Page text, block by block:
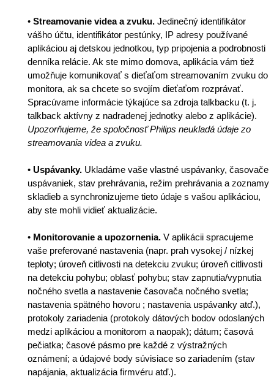
•Streamovanie videa a zvuku. Jedinečný identifikátor
vášho účtu, identifikátor pestúnky, IP adresy používané
aplikáciou aj detskou jednotkou, typ pripojenia a podrobnosti
denníka relácie. Ak ste mimo domova, aplikácia vám tiež
umožňuje komunikovať s dieťaťom streamovaním zvuku do
monitora, ak sa chcete so svojím dieťaťom rozprávať.
Spracúvame informácie týkajúce sa zdroja talkbacku (t. j.
talkback aktívny z nadradenej jednotky alebo z aplikácie).
Upozorňujeme, že spoločnosť Philips neukladá údaje zo
streamovania videa a zvuku.
•Uspávanky. Ukladáme vaše vlastné uspávanky, časovače
uspávaniek, stav prehrávania, režim prehrávania a zoznamy
skladieb a synchronizujeme tieto údaje s vašou aplikáciou,
aby ste mohli vidieť aktualizácie.
• Monitorovanie a upozornenia. V aplikácii spracujeme
vaše preferované nastavenia (napr. prah vysokej / nízkej
teploty; úroveň citlivosti na detekciu zvuku; úroveň citlivosti
na detekciu pohybu; oblasť pohybu; stav zapnutia/vypnutia
nočného svetla a nastavenie časovača nočného svetla;
nastavenia spätného hovoru ; nastavenia uspávanky atď.),
protokoly zariadenia (protokoly dátových bodov odoslaných
medzi aplikáciou a monitorom a naopak); dátum; časová
pečiatka; časové pásmo pre každé z výstražných
oznámení; a údajové body súvisiace so zariadením (stav
napájania, aktualizácia firmvéru atď.).